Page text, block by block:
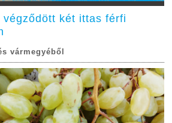
két ittas férfi
vármegyéből